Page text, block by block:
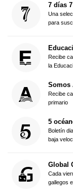
7 días
Una
para
Recibe
la
Somos
Recibe
primario
5
Boletín
baja
Global
Cada
gallegos